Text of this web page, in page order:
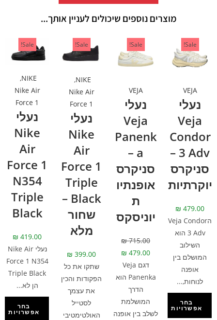
מוצרים נוספים שיכולים לעניין אותך...
Sale!
VEJA
נעלי
Veja
Condor
3 Adv –
סניקרס
יוקרתיות
₪ 479.00
הVeja Condor
3 Adv הוא
השילוב
המושלם בין
אופנה
לנוחות,...
בחר
אפשרויות
Sale!
VEJA
נעלי
Veja
Panenk
a –
סניקרס
אופנתיו
ת
יוניסקס
₪715.00
₪ 479.00
דגם Veja
Panenka הוא
הדרך
המושלמת
לשלב בין אופנה
Sale!
NIKE
,
Nike Air
Force 1
נעלי
Nike
Air
Force 1
Triple
Black –
שחור
מלא
₪ 399.00
שתקו את כל
הפקודות והכין
את עצמך
לסטייל
האולטימטיבי
Sale!
NIKE
,
Nike Air
Force 1
נעלי
Nike
Air
Force 1
N354
Triple
Black
₪ 419.00
נעלי Nike Air
Force 1 N354
Triple Black
הן לא...
בחר
אפשרויות